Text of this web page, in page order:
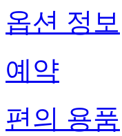
옵션 정보
예약
편의 용품